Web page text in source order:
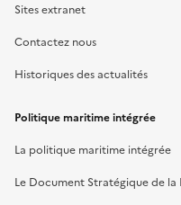
Sites extranet
Contactez nous
Historiques des actualités
Politique maritime intégrée
La politique maritime intégrée
Le Document Stratégique de la